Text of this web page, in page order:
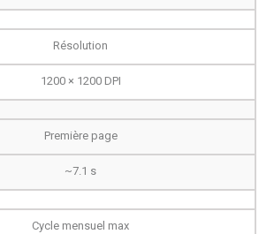
Résolution
1200 × 1200 DPI
Première page
~7.1 s
Cycle mensuel max